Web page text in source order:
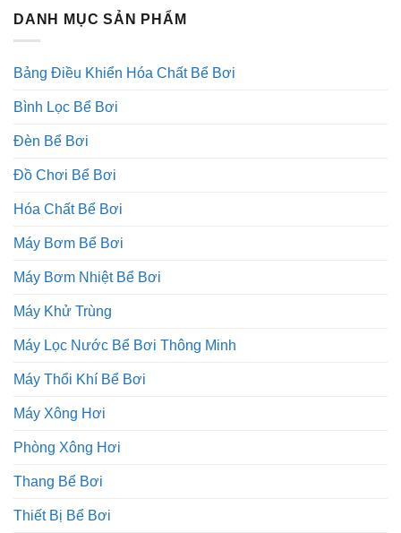
DANH MỤC SẢN PHẨM
Bảng Điều Khiển Hóa Chất Bể Bơi
Bình Lọc Bể Bơi
Đèn Bể Bơi
Đồ Chơi Bể Bơi
Hóa Chất Bể Bơi
Máy Bơm Bể Bơi
Máy Bơm Nhiệt Bể Bơi
Máy Khử Trùng
Máy Lọc Nước Bể Bơi Thông Minh
Máy Thổi Khí Bể Bơi
Máy Xông Hơi
Phòng Xông Hơi
Thang Bể Bơi
Thiết Bị Bể Bơi